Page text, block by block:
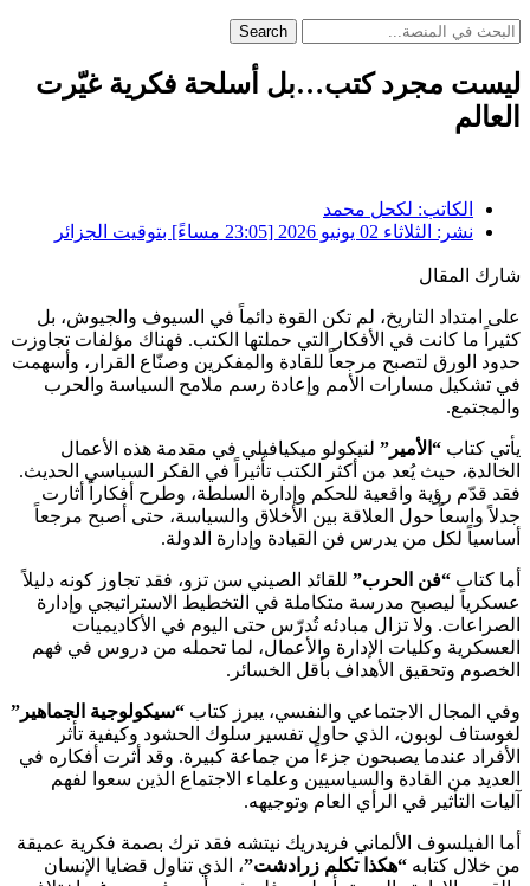
Search
ليست مجرد كتب…بل أسلحة فكرية غيّرت
العالم
الكاتب: لكحل محمد
نشر: الثلاثاء 02 يونيو 2026 [23:05 مساءً] بتوقيت الجزائر
شارك المقال
على امتداد التاريخ، لم تكن القوة دائماً في السيوف والجيوش، بل
كثيراً ما كانت في الأفكار التي حملتها الكتب. فهناك مؤلفات تجاوزت
حدود الورق لتصبح مرجعاً للقادة والمفكرين وصنّاع القرار، وأسهمت
في تشكيل مسارات الأمم وإعادة رسم ملامح السياسة والحرب
والمجتمع.
يأتي كتاب “الأمير” لنيكولو ميكيافيلي في مقدمة هذه الأعمال
الخالدة، حيث يُعد من أكثر الكتب تأثيراً في الفكر السياسي الحديث.
فقد قدّم رؤية واقعية للحكم وإدارة السلطة، وطرح أفكاراً أثارت
جدلاً واسعاً حول العلاقة بين الأخلاق والسياسة، حتى أصبح مرجعاً
أساسياً لكل من يدرس فن القيادة وإدارة الدولة.
أما كتاب “فن الحرب” للقائد الصيني سن تزو، فقد تجاوز كونه دليلاً
عسكرياً ليصبح مدرسة متكاملة في التخطيط الاستراتيجي وإدارة
الصراعات. ولا تزال مبادئه تُدرّس حتى اليوم في الأكاديميات
العسكرية وكليات الإدارة والأعمال، لما تحمله من دروس في فهم
الخصوم وتحقيق الأهداف بأقل الخسائر.
وفي المجال الاجتماعي والنفسي، يبرز كتاب “سيكولوجية الجماهير”
لغوستاف لوبون، الذي حاول تفسير سلوك الحشود وكيفية تأثر
الأفراد عندما يصبحون جزءاً من جماعة كبيرة. وقد أثرت أفكاره في
العديد من القادة والسياسيين وعلماء الاجتماع الذين سعوا لفهم
آليات التأثير في الرأي العام وتوجيهه.
أما الفيلسوف الألماني فريدريك نيتشه فقد ترك بصمة فكرية عميقة
من خلال كتابه “هكذا تكلم زرادشت”، الذي تناول قضايا الإنسان